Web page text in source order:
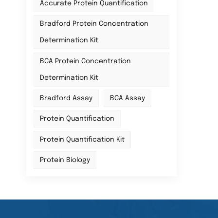
Accurate Protein Quantification
Bradford Protein Concentration
Determination Kit
BCA Protein Concentration
Determination Kit
Bradford Assay BCA Assay
Protein Quantification
Protein Quantification Kit
Protein Biology